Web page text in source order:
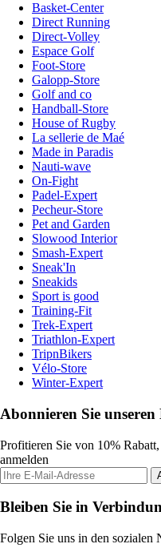
Basket-Center
Direct Running
Direct-Volley
Espace Golf
Foot-Store
Galopp-Store
Golf and co
Handball-Store
House of Rugby
La sellerie de Maé
Made in Paradis
Nauti-wave
On-Fight
Padel-Expert
Pecheur-Store
Pet and Garden
Slowood Interior
Smash-Expert
Sneak'In
Sneakids
Sport is good
Training-Fit
Trek-Expert
Triathlon-Expert
TripnBikers
Vélo-Store
Winter-Expert
Abonnieren Sie unseren
Profitieren Sie von 10%
anmelden
Bleiben Sie in
Folgen Sie uns in den sozialen